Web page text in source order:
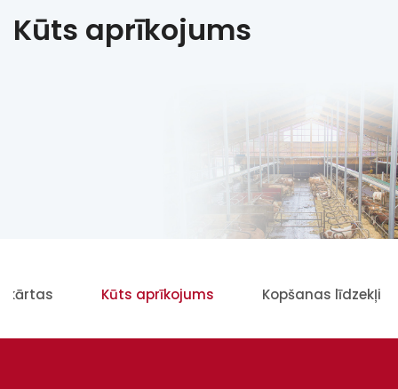
Kūts aprīkojums
Kūts aprīkojums Kopšanas līdzekļi